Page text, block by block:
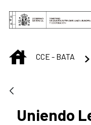
Saltar al contenido
INICIOCCE - BATA
Uniendo